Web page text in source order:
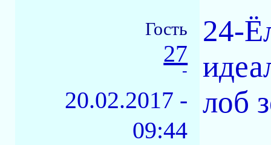
Гость
27
-
20.02.2017 -
09:44
24-
лоб